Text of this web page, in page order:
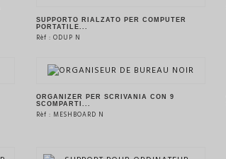
SUPPORTO RIALZATO PER COMPUTER
PORTATILE...
Rèf : ODUP N
ORGANIZER PER SCRIVANIA CON 9
SCOMPARTI...
Rèf : MESHBOARD N